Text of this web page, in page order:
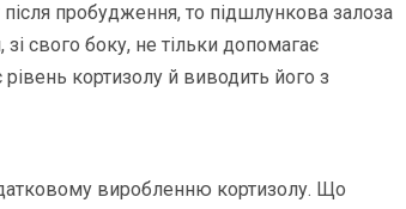
пробудження, то підшлункова залоза
свого боку, не тільки допомагає
кортизолу й виводить його з
виробленню кортизолу. Що